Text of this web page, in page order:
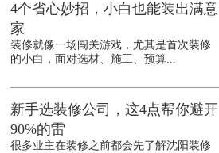
4个省心妙招，小白也能装出满意
家
装修就像一场闯关游戏，尤其是首次装修
的小白，面对选材、施工、预算...
新手选装修公司，这4点帮你避开
90%的雷
很多业主在装修之前都会先了解沈阳装修